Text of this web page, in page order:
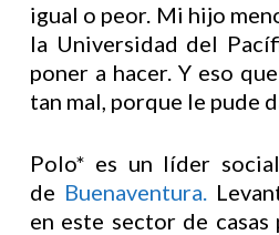
igual o peor. Mi hijo
la Universidad del
poner a hacer. Y eso
tan mal, porque le pude
Polo* es un líder
de Buenaventura.
en este sector de